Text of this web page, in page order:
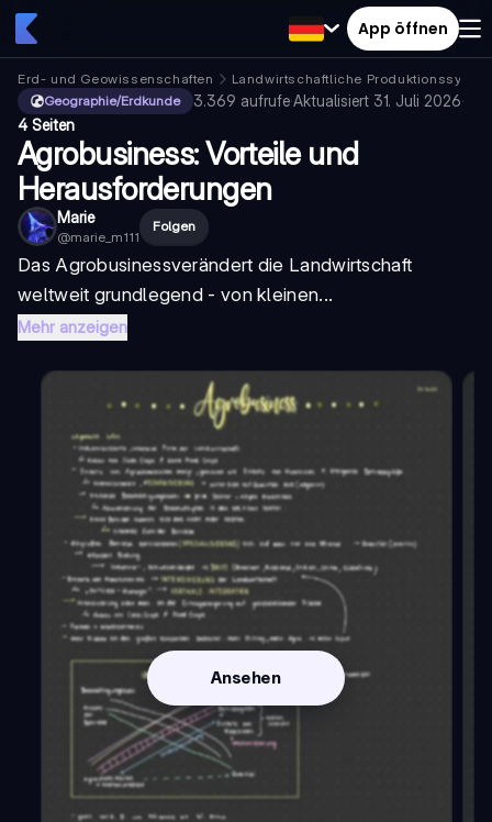
App öffnen
Erd- und Geowissenschaften
Landwirtschaftliche
Geographie/Erdkunde
3.369 aufrufe·Aktualisiert 31. Juli 2026·
4 Seiten
Agrobusiness: Vorteile und
Herausforderungen
Marie
@marie_m111
Folgen
DasAgrobusinessverändert die Landwirtschaft
weltweit grundlegend - von kleinen...
Mehr anzeigen
Ansehen